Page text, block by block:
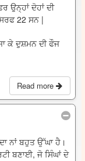
ਉਨ੍ਹਾਂ ਦੋਹਾਂ ਦੀ
22 ਸਨ |
ਕੇ ਦੁਸ਼ਮਨ ਦੀ ਫੌਜ
Read more
ਨਾਂ ਬਹੁਤ ਉੱਘਾ ਹੈ।
ਬਣਾਈ, ਜੋ ਸਿੰਘਾਂ ਦੇ